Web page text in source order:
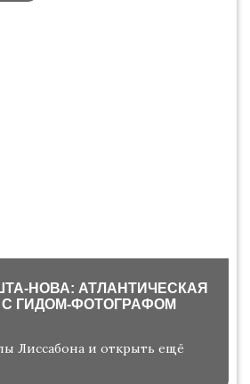
НОВА: АТЛАНТИЧЕСКАЯ
ГИДОМ-ФОТОГРАФОМ
Лиссабона и открыть ещё